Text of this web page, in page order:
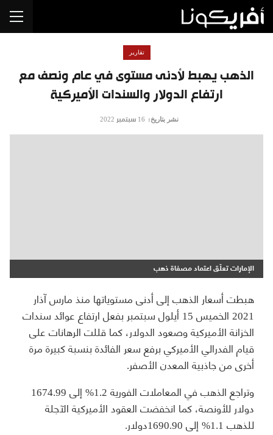
الذهب يهبط لأدنى مستوى في عام ونصف مع
ارتفاع الدولار والسندات الأميركية
تقارير
نشر بتاريخ: 16 سبتمبر 2022
الإمارات تعلّق اعتماد مصفاة ذهب
هبطت أسعار الذهب إلى أدنى مستوياتها منذ مارس آذار
2021 الخميس 15 أيلول سبتمبر بفعل ارتفاع عوائد سندات
الخزانة الأميركية وصعود الدولار، كما قللت الرهانات على
قيام الفدرالي الأميركي برفع سعر الفائدة بنسبة كبيرة مرة
أخرى من جاذبية المعدن الأصفر.
وتراجع الذهب في المعاملات الفورية 1.2% إلى 1674.99
دولار للأونصة، كما انخفضت العقود الأميركية الآجلة
للذهب 1.1% إلى 1690.90دولار.